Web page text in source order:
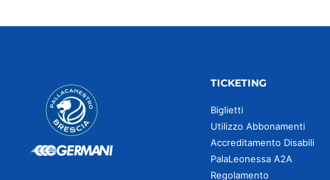
TICKETING
Biglietti
Utilizzo Abbonamenti
Accreditamento Disabili
PalaLeonessa A2A
Regolamento